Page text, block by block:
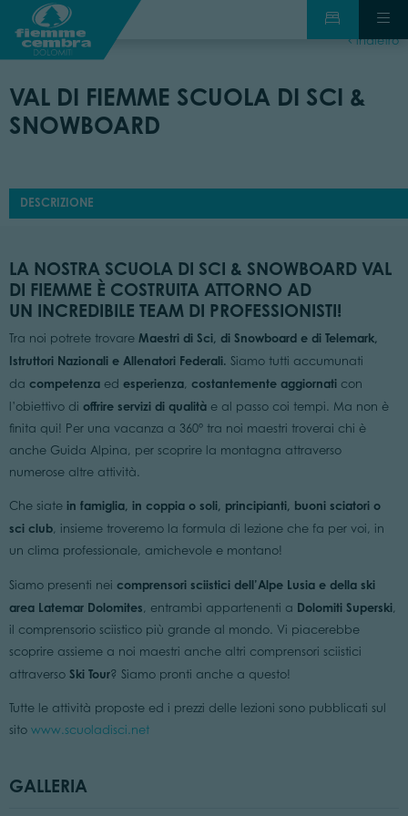
indietro
VAL DI FIEMME SCUOLA DI SCI &
SNOWBOARD
DESCRIZIONE
LA NOSTRA SCUOLA DI SCI & SNOWBOARD VAL
DI FIEMME È COSTRUITA ATTORNO AD
UN INCREDIBILE TEAM DI PROFESSIONISTI!
Tra noi potrete trovare Maestri di Sci, di Snowboard e di Telemark,
Istruttori Nazionali e Allenatori Federali. Siamo tutti accumunati
da competenzaed esperienza, costantemente aggiornaticon
l’obiettivo di offrire servizi di qualitàe al passo coi tempi. Ma non è
finita qui! Per una vacanza a 360° tra noi maestri troverai chi è
anche Guida Alpina, per scoprire la montagna attraverso
numerose altre attività.
Che siate in famiglia, in coppia o soli, principianti, buoni sciatori o
sci club, insieme troveremo la formula di lezione che fa per voi, in
un clima professionale, amichevole e montano!
Siamo presenti nei comprensori sciistici dell’Alpe Lusia e della ski
area Latemar Dolomites, entrambi appartenenti a Dolomiti Superski,
il comprensorio sciistico più grande al mondo. Vi piacerebbe
scoprire assieme a noi maestri anche altri comprensori sciistici
attraverso Ski Tour? Siamo pronti anche a questo!
Tutte le attività proposte ed i prezzi delle lezioni sono pubblicati sul
sito www.scuoladisci.net
GALLERIA